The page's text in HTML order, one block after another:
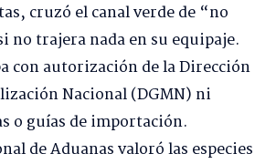
cruzó el canal verde de “no
no trajera nada en su equipaje.
con autorización de la Dirección
Nacional (DGMN) ni
o guías de importación.
de Aduanas valoró las especies